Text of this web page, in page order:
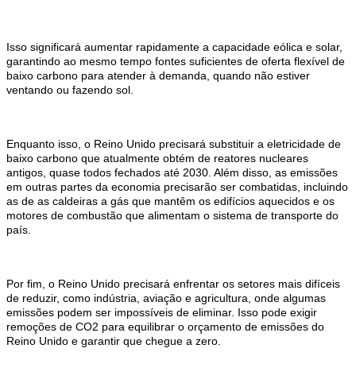
Isso significará aumentar rapidamente a capacidade eólica e solar,
garantindo ao mesmo tempo fontes suficientes de oferta flexível de
baixo carbono para atender à demanda, quando não estiver
ventando ou fazendo sol.
Enquanto isso, o Reino Unido precisará substituir a eletricidade de
baixo carbono que atualmente obtém de reatores nucleares
antigos, quase todos fechados até 2030. Além disso, as emissões
em outras partes da economia precisarão ser combatidas, incluindo
as de as caldeiras a gás que mantêm os edifícios aquecidos e os
motores de combustão que alimentam o sistema de transporte do
país.
Por fim, o Reino Unido precisará enfrentar os setores mais difíceis
de reduzir, como indústria, aviação e agricultura, onde algumas
emissões podem ser impossíveis de eliminar. Isso pode exigir
remoções de CO2 para equilibrar o orçamento de emissões do
Reino Unido e garantir que chegue a zero.